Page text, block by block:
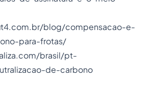
blog/compensacao-e-
para-frotas/
brasil/pt-
de-carbono